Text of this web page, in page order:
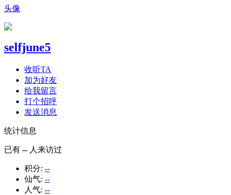
头像
selfjune5
收听TA
加为好友
给我留言
打个招呼
发送消息
统计信息
已有 -- 人来访过
积分: --
仙气: --
人气: --